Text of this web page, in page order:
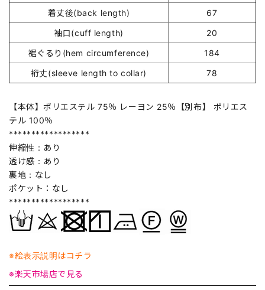
着丈後(back length)
67
袖口(cuff length)
20
裾ぐるり(hem circumference)
184
裄丈(sleeve length to collar)
78
【本体】ポリエステル 75％ レーヨン 25％【別布】 ポリエス
テル 100％
******************
伸縮性：あり
透け感：あり
裏地：なし
ポケット：なし
******************
※絵表示説明はコチラ
※楽天市場店で見る